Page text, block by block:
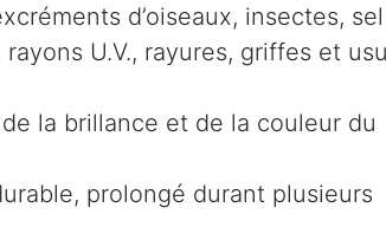
d’oiseaux, insectes,
U.V., rayures, griffes et
la brillance et de la couleur du
prolongé durant plusieurs